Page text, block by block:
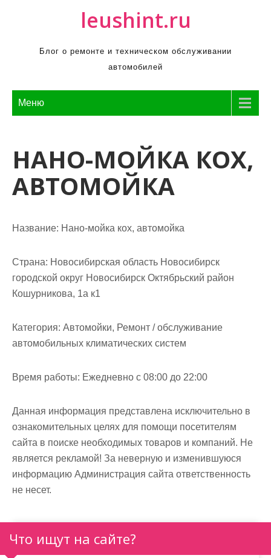
leushint.ru
Блог о ремонте и техническом обслуживании
автомобилей
Меню
НАНО-МОЙКА КОХ,
АВТОМОЙКА
Название: Нано-мойка кох, автомойка
Страна: Новосибирская область Новосибирск
городской округ Новосибирск Октябрьский район
Кошурникова, 1а к1
Категория: Автомойки, Ремонт / обслуживание
автомобильных климатических систем
Время работы: Ежедневно с 08:00 до 22:00
Данная информация представлена исключительно в
ознакомительных целях для помощи посетителям
сайта в поиске необходимых товаров и компаний. Не
является рекламой! За неверную и изменившуюся
информацию Администрация сайта ответственность
не несет.
Что ищут на сайте?